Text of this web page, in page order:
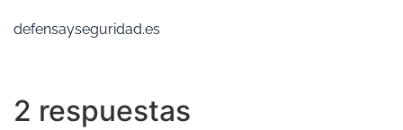
defensayseguridad.es
2 respuestas